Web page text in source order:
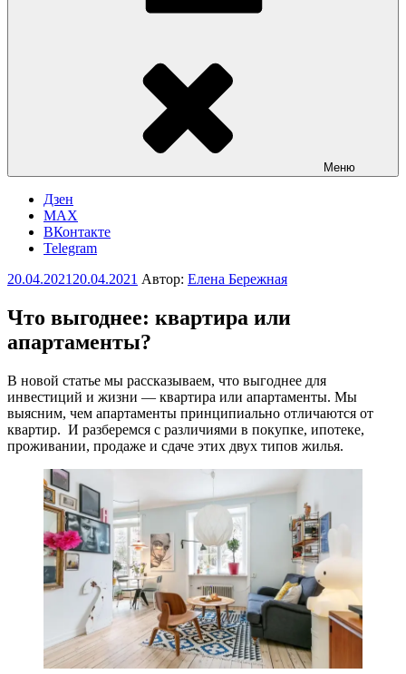
Меню
Дзен
MAX
ВКонтакте
Telegram
Опубликовано
20.04.2021 20.04.2021 Автор: Елена Бережная
Что выгоднее: квартира или
апартаменты?
В новой статье мы рассказываем, что выгоднее для
инвестиций и жизни — квартира или апартаменты. Мы
выясним, чем апартаменты принципиально отличаются от
квартир. И разберемся с различиями в покупке, ипотеке,
проживании, продаже и сдаче этих двух типов жилья.